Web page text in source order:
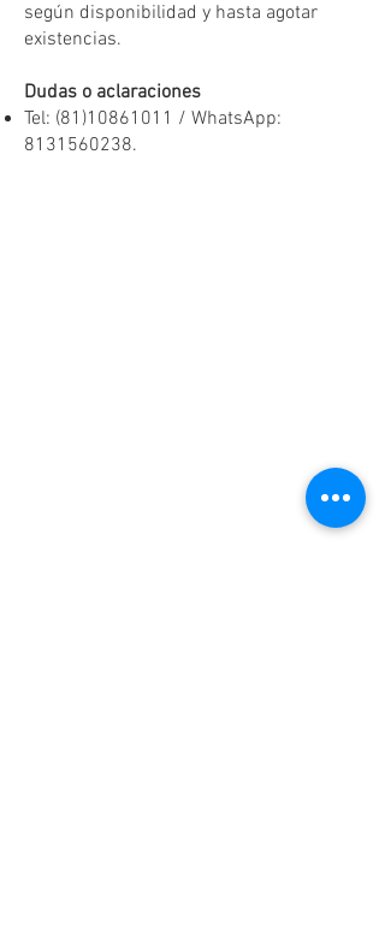
según disponibilidad y hasta agotar
existencias.
Dudas o aclaraciones
Tel: (81)10861011 / WhatsApp:
8131560238.